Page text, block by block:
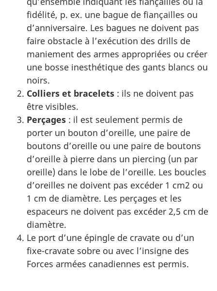
fidélité, p. ex. une bague de fiançailles ou
d’anniversaire. Les bagues ne doivent pas
faire obstacle à l’exécution des drills de
maniement des armes appropriées ou créer
une bosse inesthétique des gants blancs ou
noirs.
Colliers et bracelets : ils ne doivent pas
être visibles.
Perçages : il est seulement permis de
porter un bouton d’oreille, une paire de
boutons d’oreille ou une paire de boutons
d’oreille à pierre dans un piercing (un par
oreille) dans le lobe de l’oreille. Les boucles
d’oreilles ne doivent pas excéder 1 cm2 ou
1 cm de diamètre. Les perçages et les
espaceurs ne doivent pas excéder 2,5 cm de
diamètre.
Le port d’une épingle de cravate ou d’un
fixe-cravate sobre ou avec l’insigne des
Forces armées canadiennes est permis.